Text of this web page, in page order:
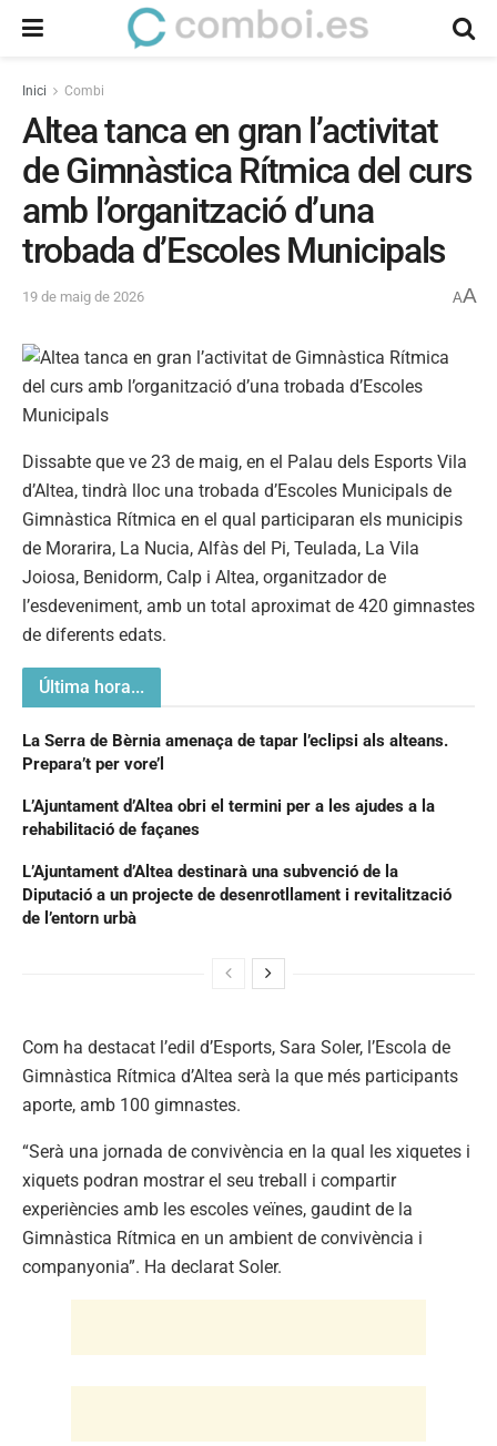
Inici Combi
Altea tanca en gran l’activitat
de Gimnàstica Rítmica del curs
amb l’organització d’una
trobada d’Escoles Municipals
19 de maig de 2026 AA
Dissabte que ve 23 de maig, en el Palau dels Esports Vila
d’Altea, tindrà lloc una trobada d’Escoles Municipals de
Gimnàstica Rítmica en el qual participaran els municipis
de Morarira, La Nucia, Alfàs del Pi, Teulada, La Vila
Joiosa, Benidorm, Calp i Altea, organitzador de
l’esdeveniment, amb un total aproximat de 420 gimnastes
de diferents edats.
Última hora...
La Serra de Bèrnia amenaça de tapar l’eclipsi als alteans.
Prepara’t per vore’l
L’Ajuntament d’Altea obri el termini per a les ajudes a la
rehabilitació de façanes
L’Ajuntament d’Altea destinarà una subvenció de la
Diputació a un projecte de desenrotllament i revitalització
de l’entorn urbà
Com ha destacat l’edil d’Esports, Sara Soler, l’Escola de
Gimnàstica Rítmica d’Altea serà la que més participants
aporte, amb 100 gimnastes.
“Serà una jornada de convivència en la qual les xiquetes i
xiquets podran mostrar el seu treball i compartir
experiències amb les escoles veïnes, gaudint de la
Gimnàstica Rítmica en un ambient de convivència i
companyonia”. Ha declarat Soler.